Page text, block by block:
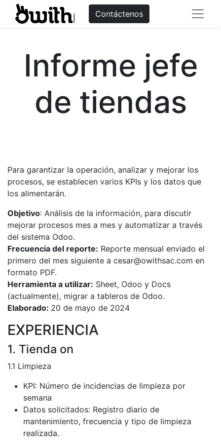
Contáctenos
Informe jefe
de tiendas
Para garantizar la operación, analizar y mejorar los
procesos, se establecen varios KPIs y los datos que
los alimentarán.
Objetivo: Análisis de la información, para discutir
mejorar procesos mes a mes y automatizar a través
del sistema Odoo.
Frecuencia del reporte: Reporte mensual enviado el
primero del mes siguiente a cesar@owithsac.com en
formato PDF.
Herramienta a utilizar: Sheet, Odoo y Docs
(actualmente), migrar a tableros de Odoo.
Elaborado: 20 de mayo de 2024
EXPERIENCIA
1. Tienda on
1.1 Limpieza
KPI: Número de incidencias de limpieza por
semana
Datos solicitados: Registro diario de
mantenimiento, frecuencia y tipo de limpieza
realizada.